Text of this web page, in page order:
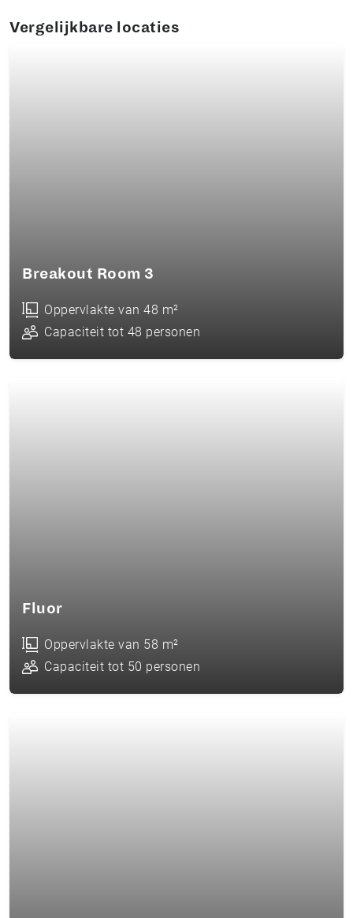
Vergelijkbare locaties
Breakout Room 3
Oppervlakte van 48 m²
Capaciteit tot 48 personen
Fluor
Oppervlakte van 58 m²
Capaciteit tot 50 personen